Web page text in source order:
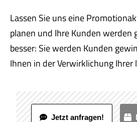
Lassen Sie uns eine
planen und Ihre Kunden werden
besser: Sie werden Kunden
Ihnen in der Verwirklichung Ihrer
Jetzt anfragen!